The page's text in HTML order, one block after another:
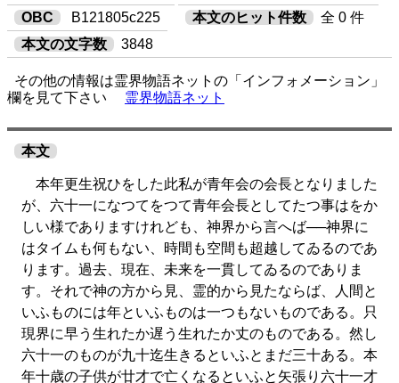
OBC
B121805c225 本文のヒット件数
全 0 件
本文の文字数
3848
その他の情報は霊界物語ネットの「インフォメーション」
欄を見て下さい
霊界物語ネット
本文
本年更生祝ひをした此私が青年会の会長となりました
が、六十一になつてをつて青年会長としてたつ事はをか
しい様でありますけれども、神界から言へば──神界に
はタイムも何もない、時間も空間も超越してゐるのであ
ります。過去、現在、未来を一貫してゐるのでありま
す。それで神の方から見、霊的から見たならば、人間と
いふものには年といふものは一つもないものである。只
現界に早う生れたか遅う生れたか丈のものである。然し
六十一のものが九十迄生きるといふとまだ三十ある。本
年十歳の子供が廿才で亡くなるといふと矢張り六十一才